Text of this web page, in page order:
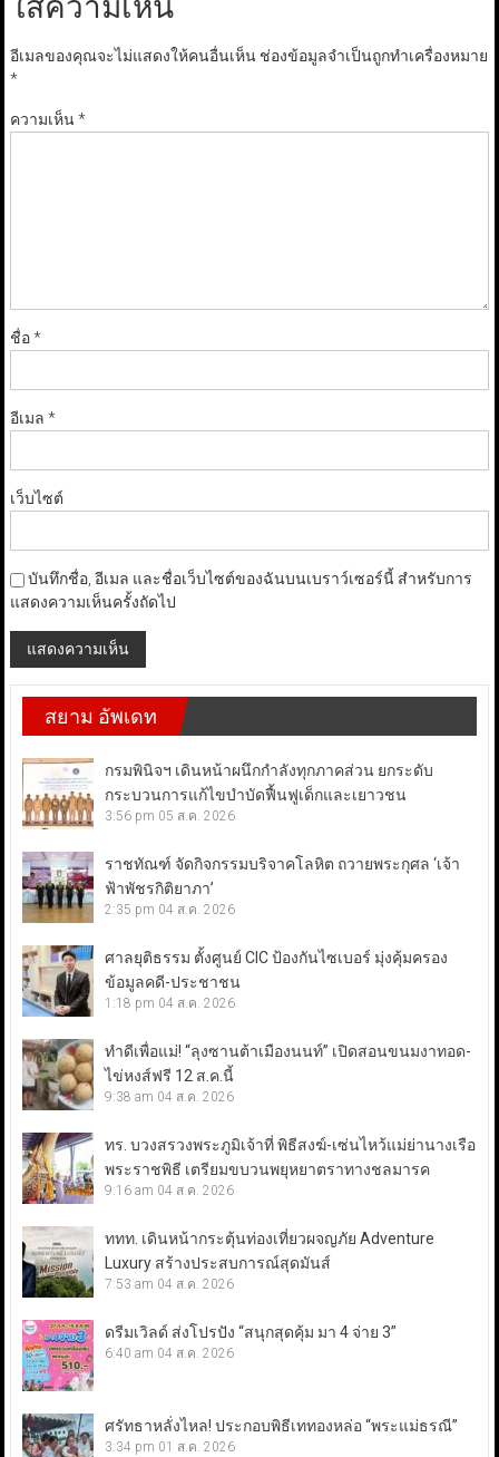
ใส่ความเห็น
อีเมลของคุณจะไม่แสดงให้คนอื่นเห็น ช่องข้อมูลจำเป็นถูกทำเครื่องหมาย
*
ความเห็น*
ชื่อ*
อีเมล *
เว็บไซต์
บันทึกชื่อ, อีเมล และชื่อเว็บไซต์ของฉันบนเบราว์เซอร์นี้ สำหรับการ
แสดงความเห็นครั้งถัดไป
สยาม อัพเดท
กรมพินิจฯ เดินหน้าผนึกกำลังทุกภาคส่วน ยกระดับ
กระบวนการแก้ไขบำบัดฟื้นฟูเด็กและเยาวชน
3:56 pm 05 ส.ค. 2026
ราชทัณฑ์ จัดกิจกรรมบริจาคโลหิต ถวายพระกุศล ‘เจ้า
ฟ้าพัชรกิติยาภา’
2:35 pm 04 ส.ค. 2026
ศาลยุติธรรม ตั้งศูนย์ CIC ป้องกันไซเบอร์ มุ่งคุ้มครอง
ข้อมูลคดี-ประชาชน
1:18 pm 04 ส.ค. 2026
ทำดีเพื่อแม่! “ลุงซานต้าเมืองนนท์” เปิดสอนขนมงาทอด-
ไข่หงส์ฟรี 12 ส.ค.นี้
9:38 am 04 ส.ค. 2026
ทร. บวงสรวงพระภูมิเจ้าที่ พิธีสงฆ์-เซ่นไหว้แม่ย่านางเรือ
พระราชพิธี เตรียมขบวนพยุหยาตราทางชลมารค
9:16 am 04 ส.ค. 2026
ททท. เดินหน้ากระตุ้นท่องเที่ยวผจญภัย Adventure
Luxury สร้างประสบการณ์สุดมันส์
7:53 am 04 ส.ค. 2026
ดรีมเวิลด์ ส่งโปรปัง “สนุกสุดคุ้ม มา 4 จ่าย 3”
6:40 am 04 ส.ค. 2026
ศรัทธาหลั่งไหล! ประกอบพิธีเททองหล่อ “พระแม่ธรณี”
3:34 pm 01 ส.ค. 2026